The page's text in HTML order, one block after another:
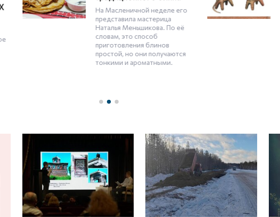
китоврасы
Команда «Сборная Тайболы»
создает для новой экотропы в
Плесецком секторе
Кенозерского парка
двухметровых деревянных
персонажей — китоврасов